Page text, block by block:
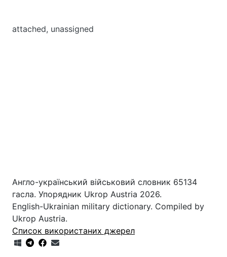
attached, unassigned
Англо-український військовий словник 65134
гасла. Упорядник Ukrop Austria 2026.
English-Ukrainian military dictionary. Compiled by
Ukrop Austria.
Список використаних джерел